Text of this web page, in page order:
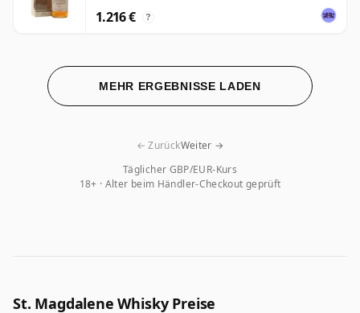
1.216 € ?
MEHR ERGEBNISSE LADEN
Täglicher GBP/EUR-Kurs
18+ · Alter beim Händler-Checkout geprüft
← ZurückWeiter →
St. Magdalene Whisky Preise